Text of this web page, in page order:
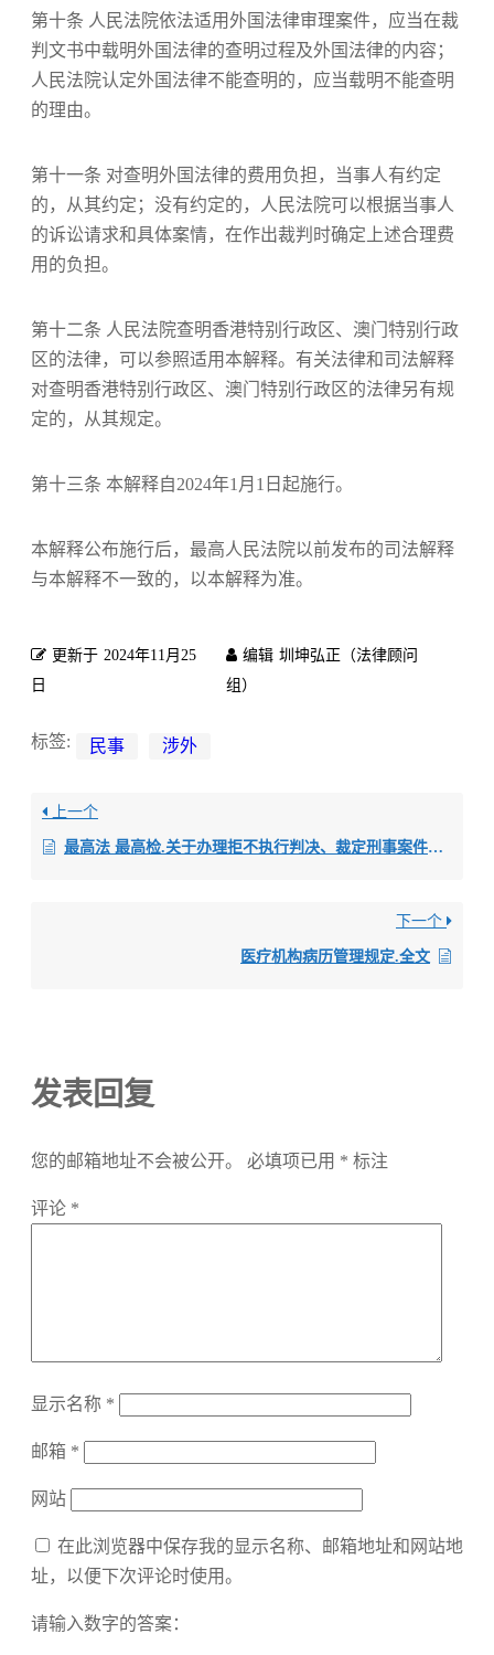
第十条 人民法院依法适用外国法律审理案件，应当在裁
判文书中载明外国法律的查明过程及外国法律的内容；
人民法院认定外国法律不能查明的，应当载明不能查明
的理由。
第十一条 对查明外国法律的费用负担，当事人有约定
的，从其约定；没有约定的，人民法院可以根据当事人
的诉讼请求和具体案情，在作出裁判时确定上述合理费
用的负担。
第十二条 人民法院查明香港特别行政区、澳门特别行政
区的法律，可以参照适用本解释。有关法律和司法解释
对查明香港特别行政区、澳门特别行政区的法律另有规
定的，从其规定。
第十三条 本解释自2024年1月1日起施行。
本解释公布施行后，最高人民法院以前发布的司法解释
与本解释不一致的，以本解释为准。
更新于 2024年11月25
日
编辑 圳坤弘正（法律顾问
组）
标签: 民事 涉外
上一个
最高法 最高检.关于办理拒不执行判决、裁定刑事案件适用法律若干问题的解释.全文
下一个
医疗机构病历管理规定.全文
发表回复
您的邮箱地址不会被公开。 必填项已用 * 标注
评论 *
显示名称 *
邮箱 *
网站
在此浏览器中保存我的显示名称、邮箱地址和网站地
址，以便下次评论时使用。
请输入数字的答案：